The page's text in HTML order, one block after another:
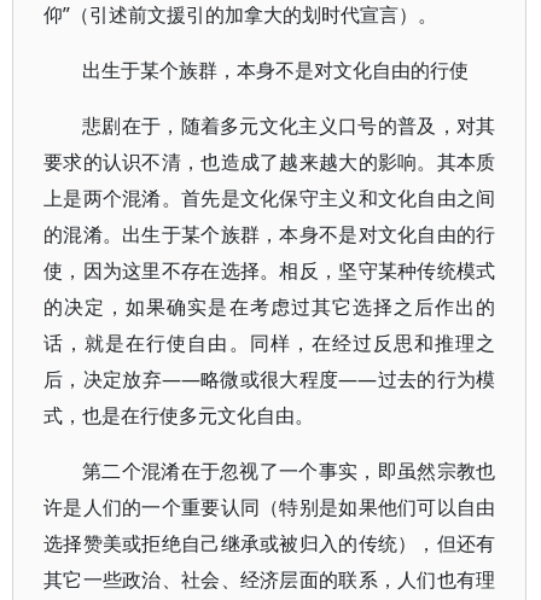
仰”（引述前文援引的加拿大的划时代宣言）。
出生于某个族群，本身不是对文化自由的行使
悲剧在于，随着多元文化主义口号的普及，对其
要求的认识不清，也造成了越来越大的影响。其本质
上是两个混淆。首先是文化保守主义和文化自由之间
的混淆。出生于某个族群，本身不是对文化自由的行
使，因为这里不存在选择。相反，坚守某种传统模式
的决定，如果确实是在考虑过其它选择之后作出的
话，就是在行使自由。同样，在经过反思和推理之
后，决定放弃——略微或很大程度——过去的行为模
式，也是在行使多元文化自由。
第二个混淆在于忽视了一个事实，即虽然宗教也
许是人们的一个重要认同（特别是如果他们可以自由
选择赞美或拒绝自己继承或被归入的传统），但还有
其它一些政治、社会、经济层面的联系，人们也有理